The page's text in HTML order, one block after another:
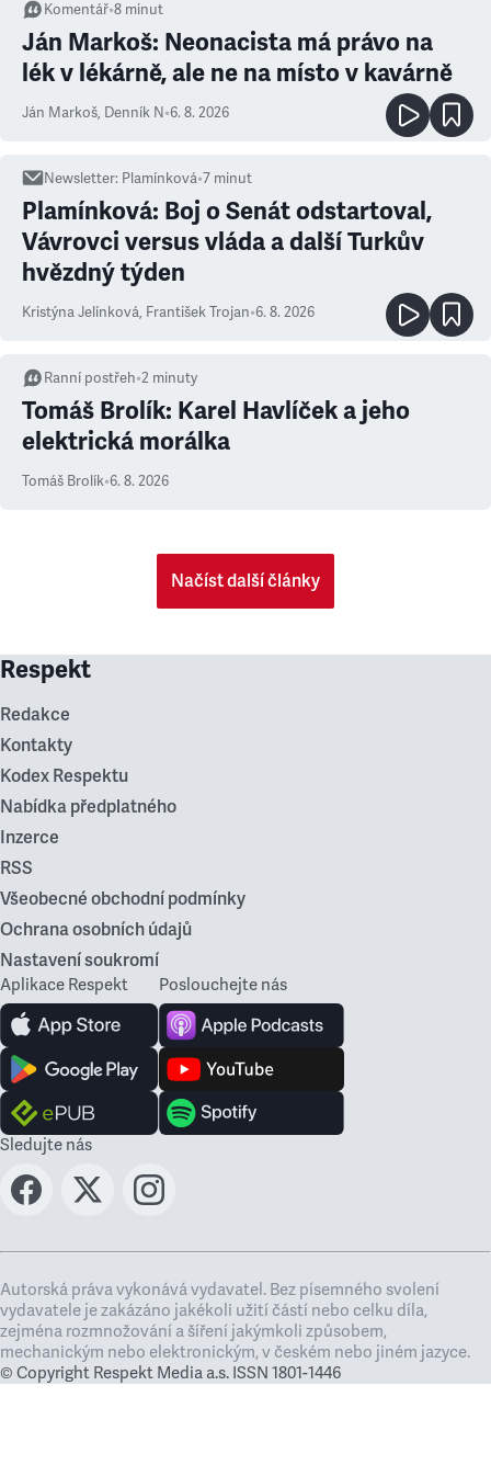
Komentář•8 minut
Ján Markoš: Neonacista má právo na
lék v lékárně, ale ne na místo v kavárně
Ján Markoš, Denník N•6. 8. 2026
Newsletter: Plamínková•7 minut
Plamínková: Boj o Senát odstartoval,
Vávrovci versus vláda a další Turkův
hvězdný týden
Kristýna Jelínková, František Trojan•6. 8. 2026
Ranní postřeh•2 minuty
Tomáš Brolík: Karel Havlíček a jeho
elektrická morálka
Tomáš Brolík•6. 8. 2026
Načíst další články
Respekt
Redakce
Kontakty
Kodex Respektu
Nabídka předplatného
Inzerce
RSS
Všeobecné obchodní podmínky
Ochrana osobních údajů
Nastavení soukromí
Aplikace Respekt Poslouchejte nás
Sledujte nás
Autorská práva vykonává vydavatel. Bez písemného svolení
vydavatele je zakázáno jakékoli užití částí nebo celku díla,
zejména rozmnožování a šíření jakýmkoli způsobem,
mechanickým nebo elektronickým, v českém nebo jiném jazyce.
© Copyright Respekt Media a.s. ISSN 1801-1446